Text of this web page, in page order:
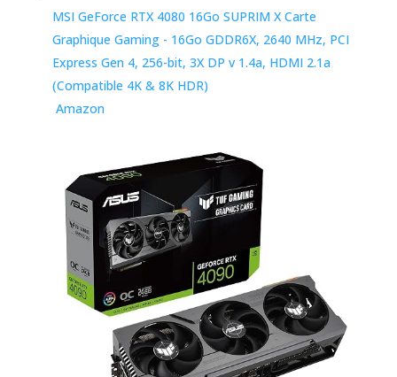
MSI GeForce RTX 4080 16Go SUPRIM X Carte
Graphique Gaming - 16Go GDDR6X, 2640 MHz, PCI
Express Gen 4, 256-bit, 3X DP v 1.4a, HDMI 2.1a
(Compatible 4K & 8K HDR)